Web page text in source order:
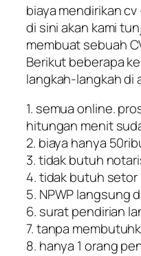
biaya mendirikan
di sini akan kami
membuat sebuah
Berikut beberapa
langkah-langkah di
1. semua online.
hitungan menit
2. biaya hanya
3. tidak butuh
4. tidak butuh setor
5. NPWP langsung
6. surat pendirian
7. tanpa
8. hanya 1 orang